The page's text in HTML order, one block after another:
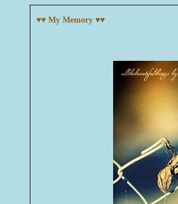
♥♥ My Memory ♥♥